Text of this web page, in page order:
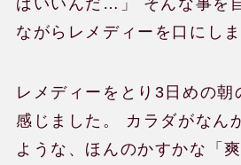
ばいいんだ…」 そんな事を
ながらレメディーを口にしま
レメディーをとり3日めの朝
感じました。 カラダがなん
ような、ほんのかすかな「